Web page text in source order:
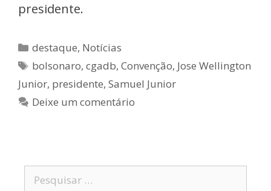
presidente.
destaque, Notícias
bolsonaro,cgadb,Convenção, Jose Wellington
Junior, presidente, Samuel Junior
Deixe um comentário